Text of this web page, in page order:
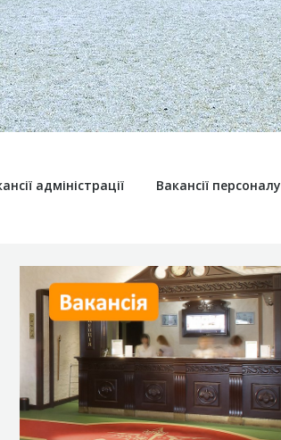
адміністрації Вакансії персоналу